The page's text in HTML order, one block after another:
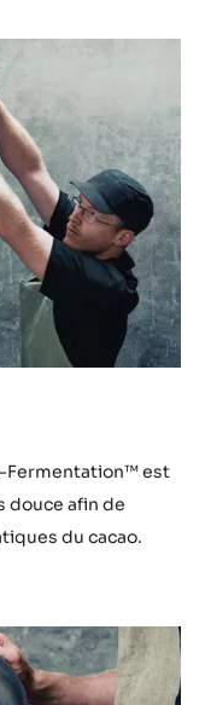
Fermentation™ est
douce afin de
du cacao.